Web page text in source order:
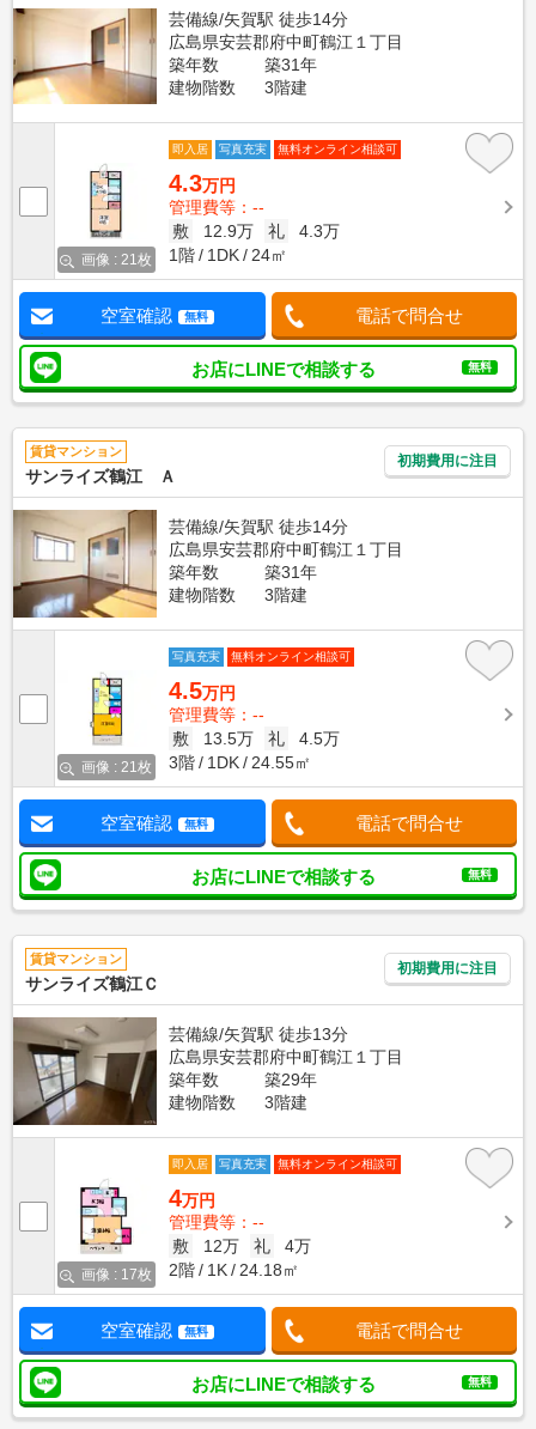
芸備線/矢賀駅 徒歩14分
広島県安芸郡府中町鶴江１丁目
築年数
築31年
建物階数
3階建
画像 : 21枚
即入居 写真充実 無料オンライン相談可
4.3万円
管理費等：--
敷
12.9万 礼
4.3万
1階
1DK 24㎡
空室確認 無料 電話で問合せ
お店にLINEで相談する 無料
賃貸マンション
サンライズ鶴江 Ａ
初期費用に注目
芸備線/矢賀駅 徒歩14分
広島県安芸郡府中町鶴江１丁目
築年数
築31年
建物階数
3階建
画像 : 21枚
写真充実 無料オンライン相談可
4.5万円
管理費等：--
敷
13.5万 礼
4.5万
3階
1DK 24.55㎡
空室確認 無料 電話で問合せ
お店にLINEで相談する 無料
賃貸マンション
サンライズ鶴江Ｃ
初期費用に注目
芸備線/矢賀駅 徒歩13分
広島県安芸郡府中町鶴江１丁目
築年数
築29年
建物階数
3階建
画像 : 17枚
即入居 写真充実 無料オンライン相談可
4万円
管理費等：--
敷
12万 礼
4万
2階
1K 24.18㎡
空室確認 無料 電話で問合せ
お店にLINEで相談する 無料